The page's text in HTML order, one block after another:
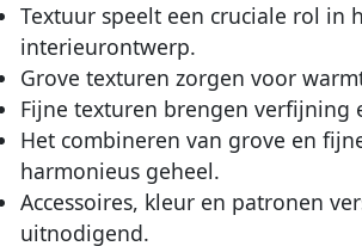
Textuur speelt een cruciale rol in
interieurontwerp.
Grove texturen zorgen voor
Fijne texturen brengen verfijning
Het combineren van grove en
harmonieus geheel.
Accessoires, kleur en patronen
uitnodigend.